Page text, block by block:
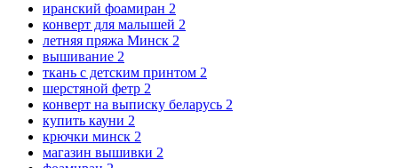
иранский фоамиран 2
конверт для малышей 2
летняя пряжа Минск 2
вышивание 2
ткань с детским принтом 2
шерстяной фетр 2
конверт на выписку беларусь 2
купить кауни 2
крючки минск 2
магазин вышивки 2